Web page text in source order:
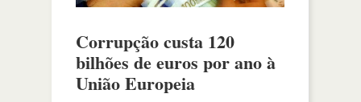
Corrupção custa 120
bilhões de euros por ano à
União Europeia